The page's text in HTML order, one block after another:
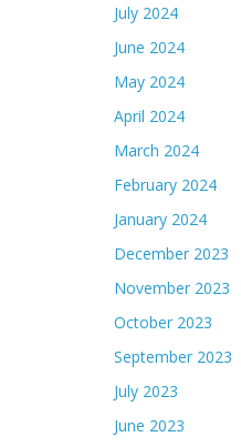
July 2024
June 2024
May 2024
April 2024
March 2024
February 2024
January 2024
December 2023
November 2023
October 2023
September 2023
July 2023
June 2023